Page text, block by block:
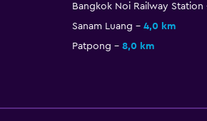
Bangkok Noi Railway Station
Sanam Luang
4,0 km
Patpong 8,0 km